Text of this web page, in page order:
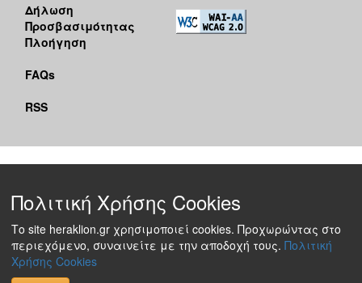
Δήλωση
Προσβασιμότητας
Πλοήγηση
FAQs
RSS
Πολιτική Χρήσης Cookies
Το site heraklion.gr χρησιμοποιεί cookies. Προχωρώντας στο
περιεχόμενο, συναινείτε με την αποδοχή τους. Πολιτική
Χρήσης Cookies